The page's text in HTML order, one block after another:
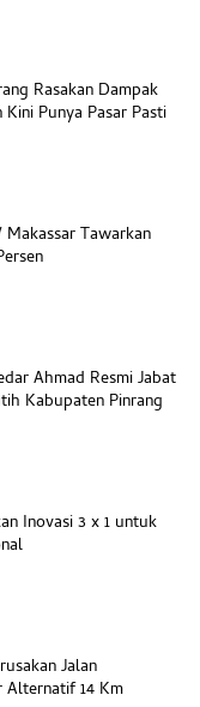
Rasakan Dampak
Punya Pasar Pasti
Tawarkan
Ahmad Resmi Jabat
Kabupaten Pinrang
Inovasi 3 x 1 untuk
Jalan
Alternatif 14 Km